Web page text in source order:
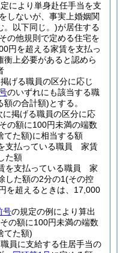
により単身赴任手当を支
しないが、事実上婚姻関
。以下同じ。)が居住する
の他規則で定める住宅を
円を超える家賃を支払っ
上必要があると認めら
げる職員の区分に応じ
のいずれにも該当する職
額の合計額)とする。
掲げる職員の区分に応
の額に100円未満の端数
てた額)に相当する額
支払っている職員 家賃
た額
を支払っている職員 家
した額の2分の1(その控
を超えるときは、17,000
号の規定の例により算出
の額に100円未満の端数
てた額)
員に支給する住居手当の